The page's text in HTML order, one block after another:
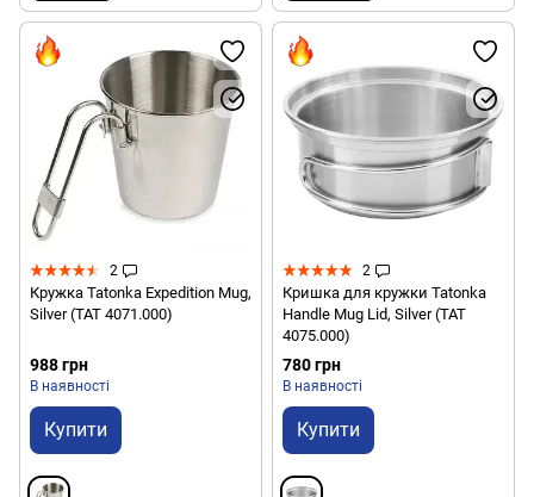
2
Кружка Tatonka Expedition Mug,
Silver (TAT 4071.000)
988 грн
В наявності
Купити
2
Кришка для кружки Tatonka
Handle Mug Lid, Silver (TAT
4075.000)
780 грн
В наявності
Купити